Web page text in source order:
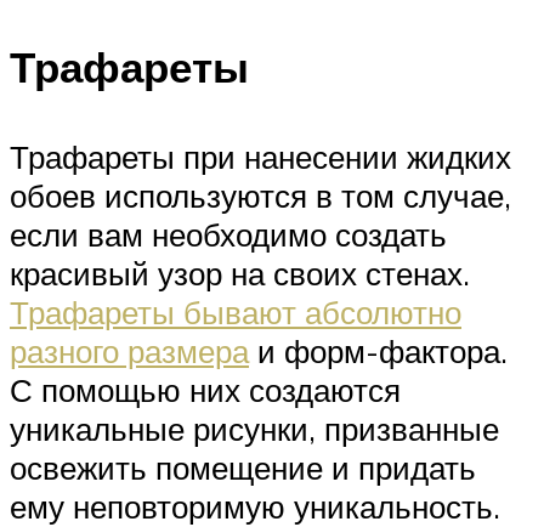
Трафареты
Трафареты при нанесении жидких
обоев используются в том случае,
если вам необходимо создать
красивый узор на своих стенах.
Трафареты бывают абсолютно
разного размераи форм-фактора.
С помощью них создаются
уникальные рисунки, призванные
освежить помещение и придать
ему неповторимую уникальность.